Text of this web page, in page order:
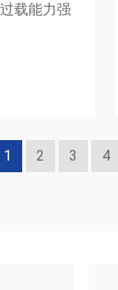
载能力强
1 2 3 4